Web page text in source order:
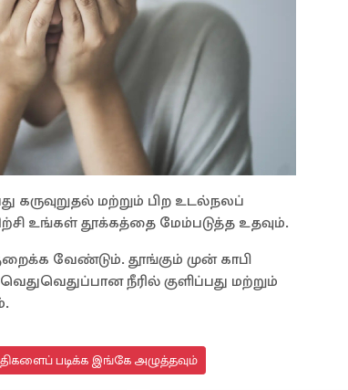
கருவுறுதல் மற்றும் பிற உடல்நலப்
உங்கள் தூக்கத்தை மேம்படுத்த உதவும்.
வேண்டும். தூங்கும் முன் காபி
நீரில் குளிப்பது மற்றும்
படிக்க இங்கே அழுத்தவும்